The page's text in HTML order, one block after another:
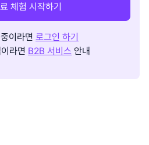
체험 시작하기
이라면 로그인 하기
라면 B2B 서비스 안내